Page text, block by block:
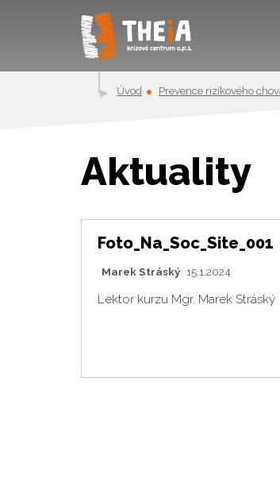
Úvod Prevence rizikového
Aktuality
Foto_Na_Soc_Site_001
Marek Stráský 15.1.2024
Lektor kurzu Mgr. Marek Stráský